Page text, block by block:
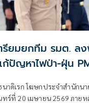
ตรียมยกทีม รมต. ล
ก้ปัญหาไฟป่า-ฝุ่น
นาดิเรก โฆษกประจำสำนักน
ทร์ที่ 20 เมษายน 2569 ภายห